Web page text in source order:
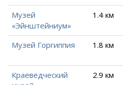
Музей
«Эйнштейниум»
1.4 км
Музей Горгиппия 1.8 км
Краеведческий
2.9 км